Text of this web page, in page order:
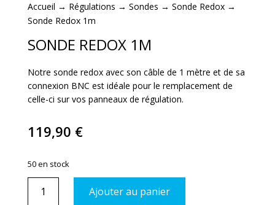
Accueil → Régulations → Sondes → Sonde Redox→
Sonde Redox 1m
SONDE REDOX 1M
Notre sonde redox avec son câble de 1 mètre et de sa
connexion BNC est idéale pour le remplacement de
celle-ci sur vos panneaux de régulation.
119,90 €
50 en stock
Ajouter au panier